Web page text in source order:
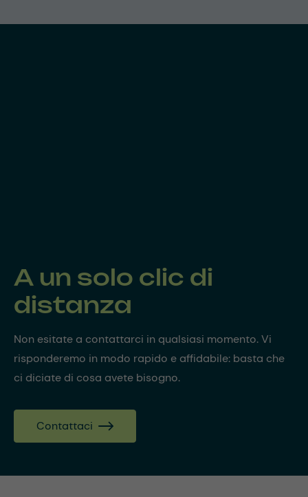
A un solo clic di
distanza
Non esitate a contattarci in qualsiasi momento. Vi
risponderemo in modo rapido e affidabile: basta che
ci diciate di cosa avete bisogno.
Contattaci